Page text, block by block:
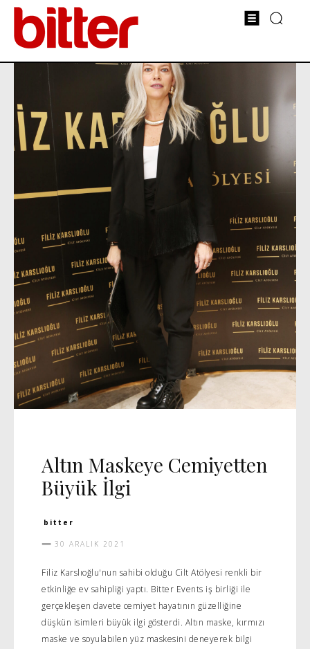
Altın Maskeye Cemiyetten
Büyük İlgi
bitter
30 ARALIK 2021
Filiz Karslıoğlu'nun sahibi olduğu Cilt Atölyesi renkli bir
etkinliğe ev sahipliği yaptı. Bitter Events iş birliği ile
gerçekleşen davete cemiyet hayatının güzelliğine
düşkün isimleri büyük ilgi gösterdi. Altın maske, kırmızı
maske ve soyulabilen yüz maskesini deneyerek bilgi